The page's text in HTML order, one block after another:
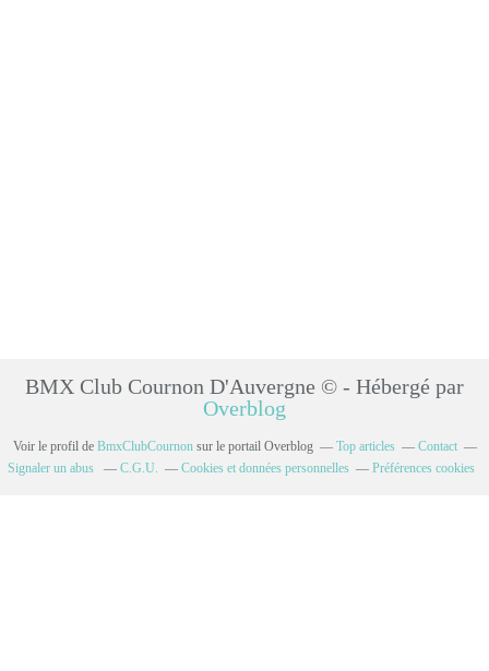
BMX Club Cournon D'Auvergne © - Hébergé par
Overblog
Voir le profil de BmxClubCournon sur le portail Overblog Top articles
Contact
Signaler un abus
C.G.U. Cookies et données personnelles Préférences cookies